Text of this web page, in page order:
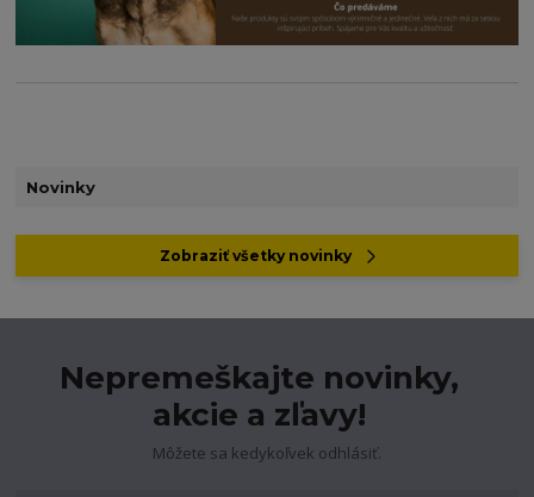
Novinky
Zobraziť všetky novinky
Nepremeškajte novinky,
akcie a zľavy!
Môžete sa kedykoľvek odhlásiť.